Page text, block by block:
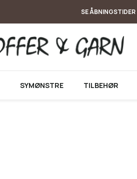
SE ÅBNINGSTIDER
SYMØNSTRE TILBEHØR